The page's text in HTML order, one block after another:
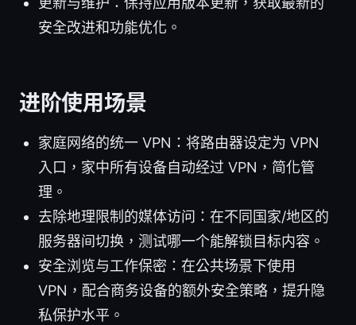
安全改进和功能优化。
进阶使用场景
家庭网络的统一 VPN：将路由器设定为 VPN
入口，家中所有设备自动经过 VPN，简化管
理。
去除地理限制的媒体访问：在不同国家/地区的
服务器间切换，测试哪一个能解锁目标内容。
安全浏览与工作保密：在公共场景下使用
VPN，配合商务设备的额外安全策略，提升隐
私保护水平。